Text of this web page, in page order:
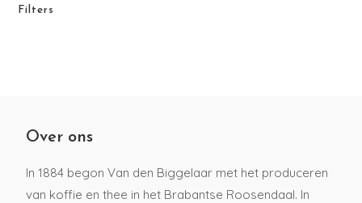
Filters
Over ons
In 1884 begon Van den Biggelaar met het produceren
van koffie en thee in het Brabantse Roosendaal. In